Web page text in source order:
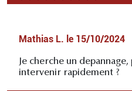
Mathias L. le 15/10/2024
Je cherche un
intervenir rapidement ?